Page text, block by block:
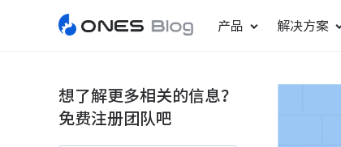
产品 解决方案
想了解更多相关的信息？
免费注册团队吧